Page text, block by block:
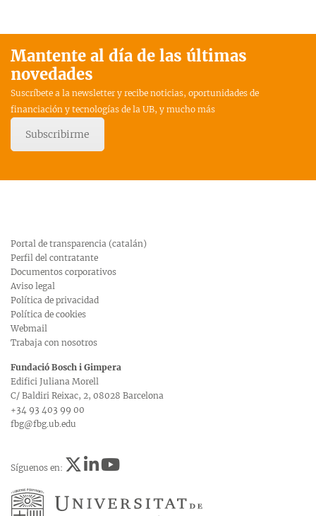
Mantente al día de las últimas
novedades
Suscríbete a la newsletter y recibe noticias, oportunidades de
financiación y tecnologías de la UB, y mucho más
Subscribirme
Portal de transparencia (catalán)
Perfil del contratante
Documentos corporativos
Aviso legal
Política de privacidad
Política de cookies
Webmail
Trabaja con nosotros
Fundació Bosch i Gimpera
Edifici Juliana Morell
C/ Baldiri Reixac, 2, 08028 Barcelona
+34 93 403 99 00
fbg@fbg.ub.edu
Síguenos en: